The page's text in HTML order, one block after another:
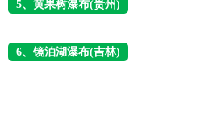
5、黄果树瀑布(贵州)
6、镜泊湖瀑布(吉林)